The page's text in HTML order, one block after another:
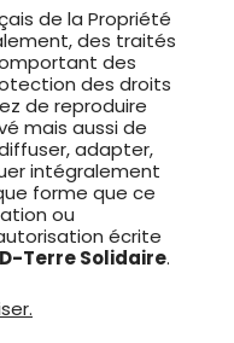
de la Propriété
des traités
des
des droits
de reproduire
mais aussi de
adapter,
intégralement
forme que ce
ou
écrite
Terre Solidaire.